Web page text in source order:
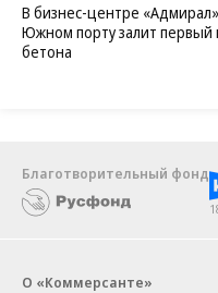
В бизнес-центре
Южном порту залит первый
бетона
Благотворительный фонд
О «Коммерсанте»